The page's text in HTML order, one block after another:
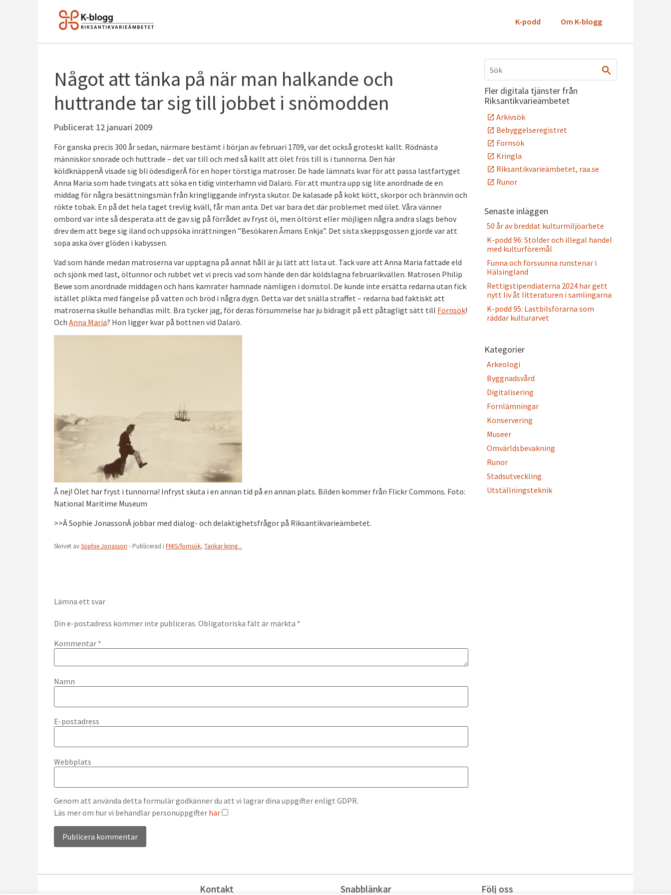
K-podd Om K-blogg
Något att tänka på när man halkande och
huttrande tar sig till jobbet i snömodden
Publicerat 12 januari 2009
För ganska precis 300 år sedan, närmare bestämt i början av februari 1709, var det också groteskt kallt. Rödnästa
människor snorade och huttrade – det var till och med så kallt att ölet frös till is i tunnorna. Den här
köldknäppenÂ visade sig bli ödesdigerÂ för en hoper törstiga matroser. De hade lämnats kvar för att passa lastfartyget
Anna Maria som hade tvingats att söka en tidig vinterhamn vid Dalarö. För att muntra upp sig lite anordnade de en
middag för några besättningsmän från kringliggande infrysta skutor. De kalasade på kokt kött, skorpor och brännvin och
rökte tobak. En på det hela taget trevlig kväll, får man anta. Det var bara det där problemet med ölet. Våra vänner
ombord var inte så desperata att de gav sig på förrådet av fryst öl, men öltörst eller möjligen några andra slags behov
drev dem att bege sig iland och uppsöka inrättningen ”Besökaren Åmans Enkja”. Det sista skeppsgossen gjorde var att
sopa aska över glöden i kabyssen.
Vad som hände medan matroserna var upptagna på annat håll är ju lätt att lista ut. Tack vare att Anna Maria fattade eld
och sjönk med last, öltunnor och rubbet vet vi precis vad som hände den där köldslagna februarikvällen. Matrosen Philip
Bewe som anordnade middagen och hans kamrater hamnade nämligen i domstol. De kunde inte ersätta redarna utan fick
istället plikta med fängelse på vatten och bröd i några dygn. Detta var det snälla straffet – redarna bad faktiskt att
matroserna skulle behandlas milt. Bra tycker jag, för deras försummelse har ju bidragit på ett påtagligt sätt till Fornsök!
Och Anna Maria? Hon ligger kvar på bottnen vid Dalarö.
Å nej! Ölet har fryst i tunnorna! Infryst skuta i en annan tid på en annan plats. Bilden kommer från Flickr Commons. Foto:
National Maritime Museum
>>Â Sophie JonassonÂ jobbar med dialog- och delaktighetsfrågor på Riksantikvarieämbetet.
Skrivet avSophie Jonasson - Publicerad i FMIS/fornsök, Tankar kring...
Lämna ett svar
Din e-postadress kommer inte publiceras. Obligatoriska fält är märkta *
Kommentar *
Namn
E-postadress
Webbplats
Genom att använda detta formulär godkänner du att vi lagrar dina uppgifter enligt GDPR.
Läs mer om hur vi behandlar personuppgifter här
Fler digitala tjänster från
Riksantikvarieämbetet
Arkivsök
Bebyggelseregistret
Fornsök
Kringla
Riksantikvarieämbetet, raa.se
Runor
Senaste inläggen
50 år av breddat kulturmiljöarbete
K-podd 96: Stölder och illegal handel
med kulturföremål
Funna och försvunna runstenar i
Hälsingland
Rettigstipendiaterna 2024 har gett
nytt liv åt litteraturen i samlingarna
K-podd 95: Lastbilsförarna som
räddar kulturarvet
Kategorier
Arkeologi
Byggnadsvård
Digitalisering
Fornlämningar
Konservering
Museer
Omvärldsbevakning
Runor
Stadsutveckling
Utställningsteknik
Kontakt Snabblänkar Följ oss